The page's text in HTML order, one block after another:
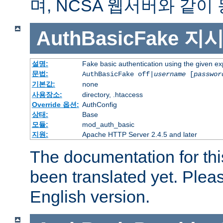
며, NCSA 웹서버와 같이
AuthBasicFake 지
설명:
Fake basic authentication using the given
문법:
AuthBasicFake off| username[
기본값:
none
사용장소:
directory, .htaccess
Override 옵션: AuthConfig
상태:
Base
모듈:
mod_auth_basic
지원:
Apache HTTP Server 2.4.5 and later
The documentation for
been translated yet.
English version.